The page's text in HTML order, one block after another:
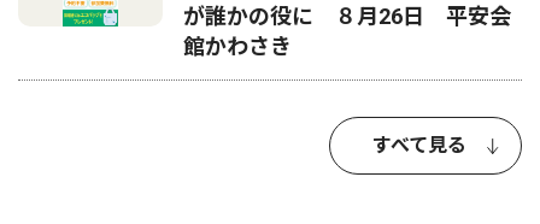
が誰かの役に ８月26日 平安会
館かわさき
すべて見る